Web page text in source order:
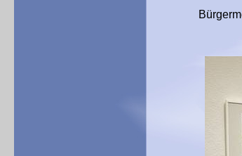
Bürgermeister